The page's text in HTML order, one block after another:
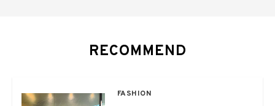
RECOMMEND
FASHION